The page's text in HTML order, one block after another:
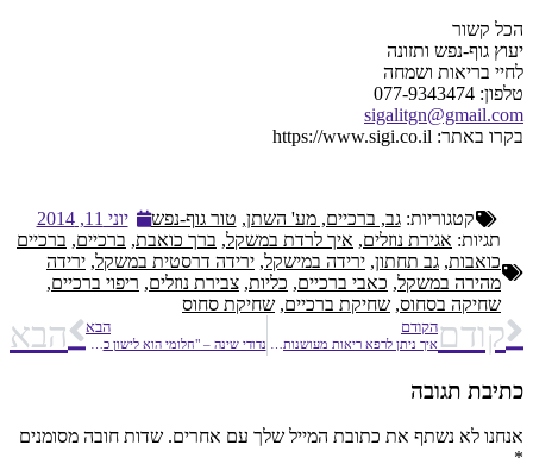
הכל קשור
יעוץ גוף-נפש ותזונה
לחיי בריאות ושמחה
טלפון: 077-9343474
sigalitgn@gmail.com
בקרו באתר: https://www.sigi.co.il
קטגוריות:גב, ברכיים, מע' השתן, טור גוף-נפש
יוני 11, 2014
תגיות: אגירת נוזלים, איך לרדת במשקל, ברך כואבת, ברכיים, ברכיים
כואבות, גב תחתון, ירידה במישקל, ירידה דרסטית במשקל, ירידה
מהירה במשקל, כאבי ברכיים, כליות, צבירת נוזלים, ריפוי ברכיים,
שחיקה בסחוס, שחיקת ברכיים, שחיקת סחוס
קודםהקודם הבא הבא
כתיבת תגובה
אנחנו לא נשתף את כתובת המייל שלך עם אחרים. שדות חובה מסומנים
*